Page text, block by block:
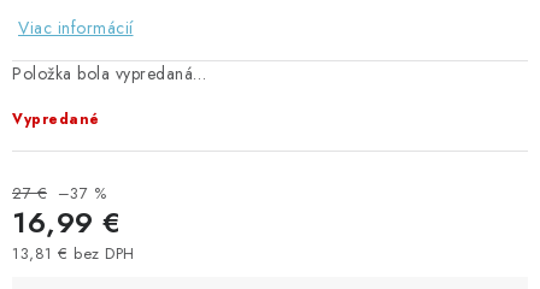
Viac informácií
Položka bola vypredaná…
Vypredané
27 € –37 %
16,99 €
13,81 € bez DPH